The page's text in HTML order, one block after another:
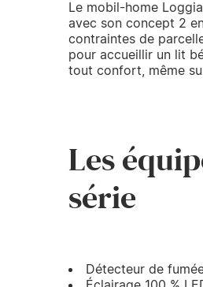
Le mobil-home
avec son concept 2
contraintes de
pour accueillir un lit
tout confort, même
Les
série
Détecteur de